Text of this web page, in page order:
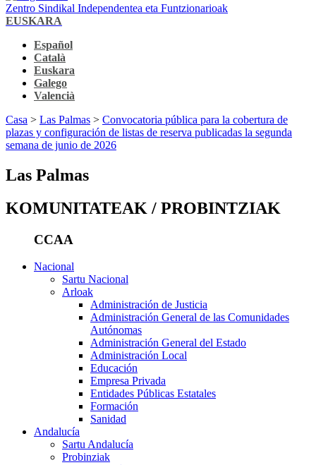
Zentro Sindikal Independentea eta Funtzionarioak
EUSKARA
Español
Català
Euskara
Galego
Valencià
Casa > Las Palmas > Convocatoria pública para la cobertura de
plazas y configuración de listas de reserva publicadas la segunda
semana de junio de 2026
Las Palmas
KOMUNITATEAK / PROBINTZIAK
CCAA
Nacional
Sartu Nacional
Arloak
Administración de Justicia
Administración General de las Comunidades
Autónomas
Administración General del Estado
Administración Local
Educación
Empresa Privada
Entidades Públicas Estatales
Formación
Sanidad
Andalucía
Sartu Andalucía
Probinziak